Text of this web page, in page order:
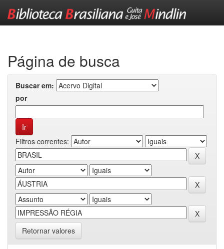
Página de busca
Buscar em:
por
Filtros correntes:
Retornar valores